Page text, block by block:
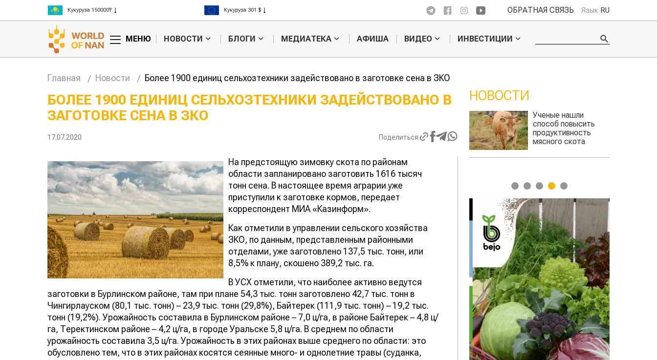
Рис 300000₸
Пшеница 3 класс 125000₸
Рис 408 $
Пшеница 423 $
ОБРАТНАЯ СВЯЗЬ Язык RU
МЕНЮ НОВОСТИ БЛОГИ МЕДИАТЕКА АФИША ВИДЕО ИНВЕСТИЦИИ
Главная Новости Более 1900 единиц сельхозтехники задействовано в заготовке сена в ЗКО
БОЛЕЕ 1900 ЕДИНИЦ СЕЛЬХОЗТЕХНИКИ ЗАДЕЙСТВОВАНО В
ЗАГОТОВКЕ СЕНА В ЗКО
17.07.2020 Поделиться
На предстоящую зимовку скота по районам
области запланировано заготовить 1616 тысяч
тонн сена. В настоящее время аграрии уже
приступили к заготовке кормов, передает
корреспондент МИА «Казинформ».
Как отметили в управлении сельского хозяйства
ЗКО, по данным, представленным районными
отделами, уже заготовлено 137,5 тыс. тонн, или
8,5% к плану, скошено 389,2 тыс. га.
В УСХ отметили, что наиболее активно ведутся
заготовки в Бурлинском районе, там при плане 54,3 тыс. тонн заготовлено 42,7 тыс. тонн в
Чингирлауском (80,1 тыс. тонн) – 23,9 тыс. тонн (29,8%), Байтерек (111,9 тыс. тонн) – 19,2 тыс.
тонн (19,2%). Урожайность составила в Бурлинском районе – 7,0 ц/га, в районе Байтерек – 4,8 ц/
га, Теректинском районе – 4,2 ц/га, в городе Уральске 5,8 ц/га. В среднем по области
урожайность составила 3,5 ц/га. Урожайность в этих районах выше среднего по области: это
обусловлено тем, что в этих районах косятся сеянные много- и однолетние травы (суданка,
НОВОСТИ
Картофельные
продуктивность
мясного скота
Кто успел, тот и
съел: новые правила
выдачи агросубсидий
1 2 3 4 5